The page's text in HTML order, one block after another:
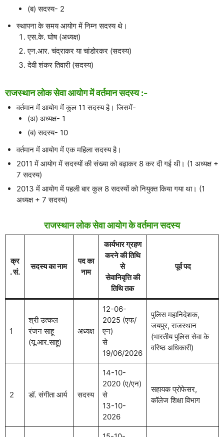
(ब) सदस्य- 2
स्थापना के समय आयोग में निम्न सदस्य थे।
एस.के. घोष (अध्यक्ष)
एन.आर. चंद्राकर या चांडोरकर (सदस्य)
देवी शंकर तिवारी (सदस्य)
राजस्थान लोक सेवा आयोग में वर्तमान सदस्य :-
वर्तमान में आयोग में कुल 11 सदस्य है। जिसमें-
(अ) अध्यक्ष- 1
(ब) सदस्य- 10
वर्तमान में आयोग में एक महिला सदस्य है।
2011 में आयोग में सदस्यों की संख्या को बढ़ाकर 8 कर दी गई थी। (1 अध्यक्ष +
7 सदस्य)
2013 में आयोग में पहली बार कुल 8 सदस्यों को नियुक्त किया गया था। (1
अध्यक्ष + 7 सदस्य)
राजस्थान लोक सेवा आयोग के वर्तमान सदस्य
क्र
. सं.
सदस्य का नाम
पद का
नाम
कार्यभार ग्रहण
करने की तिथि
से
सेवानिवृत्ति की
तिथि तक
पूर्व पद
1
श्री उत्कल
रंजन साहू
(यू.आर.साहू)
अध्यक्ष
12-06-
2025 (एफ/
एन)
से
19/06/2026
पुलिस महानिदेशक,
जयपुर, राजस्थान
(भारतीय पुलिस सेवा के
वरिष्ठ अधिकारी)
2 डॉ. संगीता आर्य सदस्य
14-10-
2020 (ए/एन)
से
13-10-
2026
सहायक प्रोफेसर,
कॉलेज शिक्षा विभाग